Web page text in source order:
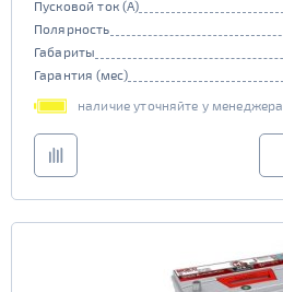
Пусковой ток (А)
Полярность
Габариты
Гарантия (мес)
наличие уточняйте у менеджера